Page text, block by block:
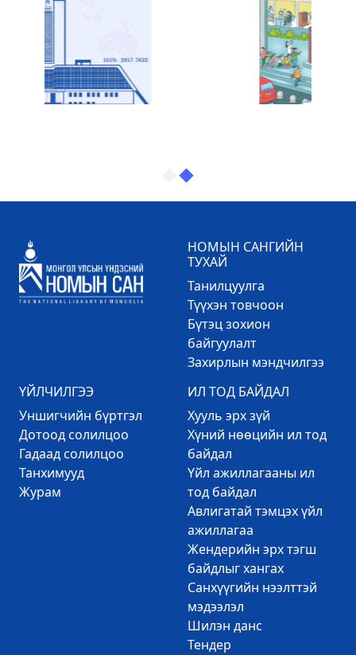
НОМЫН САНГИЙН
ТУХАЙ
Танилцуулга
Түүхэн товчоон
Бүтэц зохион
байгуулалт
Захирлын мэндчилгээ
ҮЙЛЧИЛГЭЭ
Уншигчийн бүртгэл
Дотоод солилцоо
Гадаад солилцоо
Танхимууд
Журам
ИЛ ТОД БАЙДАЛ
Хууль эрх зүй
Хүний нөөцийн ил тод
байдал
Үйл ажиллагааны ил
тод байдал
Авлигатай тэмцэх үйл
ажиллагаа
Жендерийн эрх тэгш
байдлыг хангах
Санхүүгийн нээлттэй
мэдээлэл
Шилэн данс
Тендер